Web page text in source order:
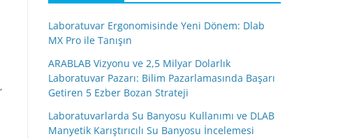
,
Laboratuvar Ergonomisinde Yeni Dönem: Dlab
MX Pro ile Tanışın
ARABLAB Vizyonu ve 2,5 Milyar Dolarlık
Laboratuvar Pazarı: Bilim Pazarlamasında Başarı
Getiren 5 Ezber Bozan Strateji
Laboratuvarlarda Su Banyosu Kullanımı ve DLAB
Manyetik Karıştırıcılı Su Banyosu İncelemesi